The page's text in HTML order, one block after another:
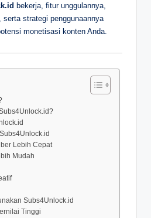
bekerja, fitur unggulannya,
serta strategi penggunaannya
monetisasi konten Anda.
Lebih Cepat
Mudah
Subs4Unlock.id
Tinggi